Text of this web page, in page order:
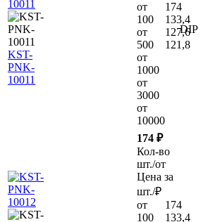
KST-
PNK-
10011
от
100
от
500
от
1000
от
3000
от
10000
174
133,4
127,6
121,8
DIP
174 ₽
Кол-во
шт./от
Цена за
шт./₽
от
100
174
133,4